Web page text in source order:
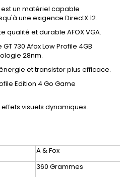
est un matériel capable
une exigence DirectX 12.
qualité et durable AFOX VGA.
730 Afox Low Profile 4GB
28nm.
et transistor plus efficace.
Edition 4 Go Game
effets visuels dynamiques.
A & Fox
360 Grammes